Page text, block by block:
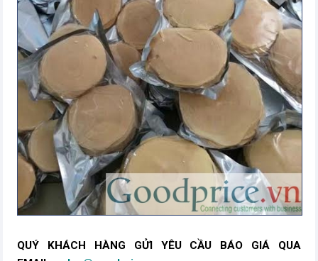
QUÝ KHÁCH HÀNG GỬI YÊU CẦU BÁO GIÁ QUA